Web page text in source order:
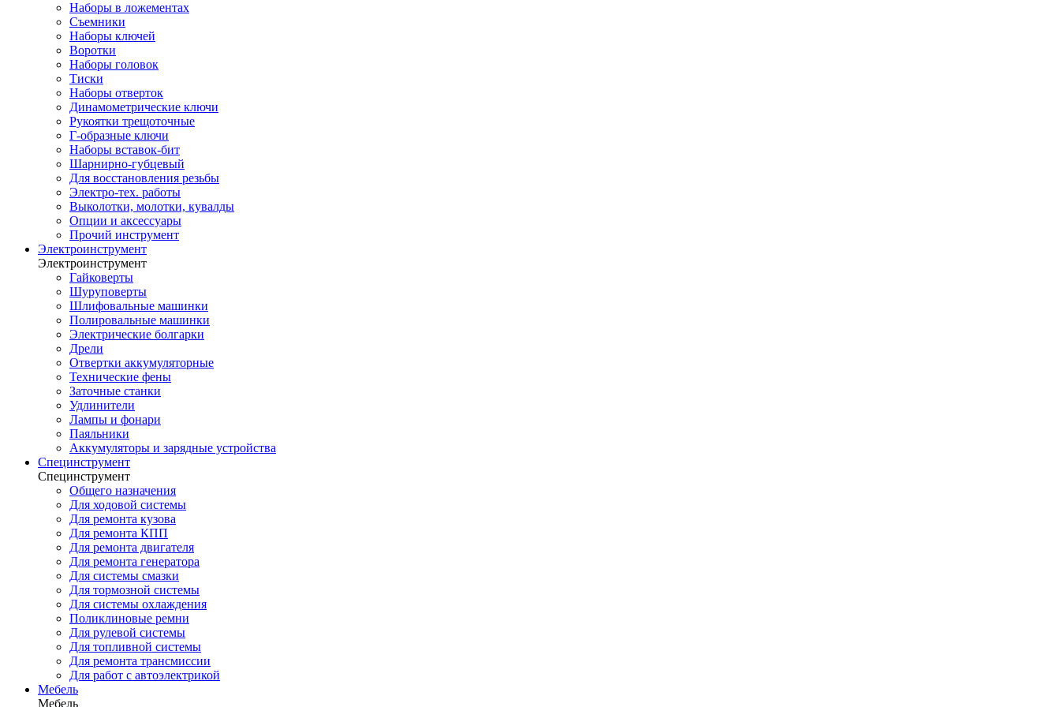
Наборы в ложементах
Съемники
Наборы ключей
Воротки
Наборы головок
Тиски
Наборы отверток
Динамометрические ключи
Рукоятки трещоточные
Г-образные ключи
Наборы вставок-бит
Шарнирно-губцевый
Для восстановления резьбы
Электро-тех. работы
Выколотки, молотки, кувалды
Опции и аксессуары
Прочий инструмент
Электроинструмент
Электроинструмент
Гайковерты
Шуруповерты
Шлифовальные машинки
Полировальные машинки
Электрические болгарки
Дрели
Отвертки аккумуляторные
Технические фены
Заточные станки
Удлинители
Лампы и фонари
Паяльники
Аккумуляторы и зарядные устройства
Специнструмент
Специнструмент
Общего назначения
Для ходовой системы
Для ремонта кузова
Для ремонта КПП
Для ремонта двигателя
Для ремонта генератора
Для системы смазки
Для тормозной системы
Для системы охлаждения
Поликлиновые ремни
Для рулевой системы
Для топливной системы
Для ремонта трансмиссии
Для работ с автоэлектрикой
Мебель
Мебель